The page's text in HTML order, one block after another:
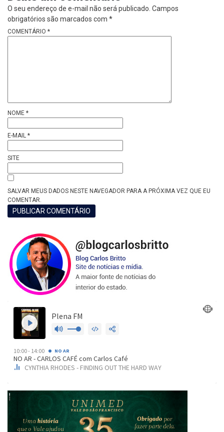
O seu endereço de e-mail não será publicado. Campos
obrigatórios são marcados com *
COMENTÁRIO *
NOME *
E-MAIL *
SITE
SALVAR MEUS DADOS NESTE NAVEGADOR PARA A PRÓXIMA VEZ QUE EU
COMENTAR.